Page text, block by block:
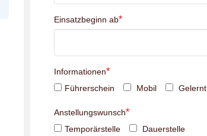
Einsatzbeginn ab*
Informationen*
Führerschein Mobil Gelernt
Anstellungswunsch*
Temporärstelle Dauerstelle